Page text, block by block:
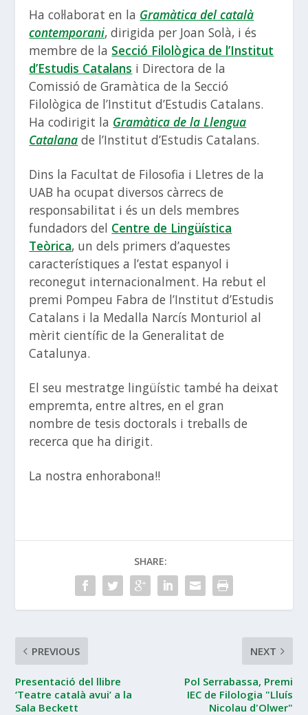
Ha col·laborat en la Gramàtica del català
contemporani, dirigida per Joan Solà, i és
membre de la Secció Filològica de l’Institut
d’Estudis Catalans i Directora de la
Comissió de Gramàtica de la Secció
Filològica de l’Institut d’Estudis Catalans.
Ha codirigit la Gramàtica de la Llengua
Catalana de l’Institut d’Estudis Catalans.
Dins la Facultat de Filosofia i Lletres de la
UAB ha ocupat diversos càrrecs de
responsabilitat i és un dels membres
fundadors del Centre de Lingüística
Teòrica, un dels primers d’aquestes
característiques a l’estat espanyol i
reconegut internacionalment. Ha rebut el
premi Pompeu Fabra de l’Institut d’Estudis
Catalans i la Medalla Narcís Monturiol al
mèrit científic de la Generalitat de
Catalunya.
El seu mestratge lingüístic també ha deixat
empremta, entre altres, en el gran
nombre de tesis doctorals i treballs de
recerca que ha dirigit.
La nostra enhorabona!!
SHARE:
PREVIOUS
Presentació del llibre
‘Teatre català avui’ a la
Sala Beckett
NEXT
Pol Serrabassa, Premi
IEC de Filologia "Lluís
Nicolau d'Olwer"